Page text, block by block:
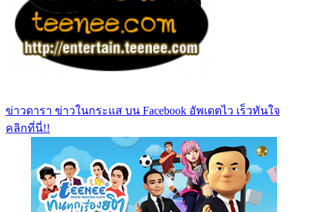
ข่าวดารา ข่าวในกระแส บน Facebook อัพเดตไว เร็วทันใจ
คลิกที่นี่!!